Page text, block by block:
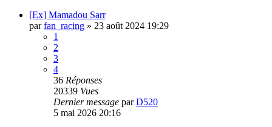
[Ex] Mamadou Sarr
parfan_racing » 23 août 2024 19:29
1
2
3
4
36 Réponses
20339 Vues
Dernier message parD520
5 mai 2026 20:16